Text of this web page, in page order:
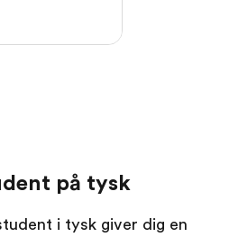
på tysk
i tysk giver dig en